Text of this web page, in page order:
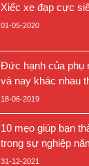
Xiếc xe đạp cực
01-05-2020
Đức hạnh của phụ
và nay khác nhau
18-06-2019
10 mẹo giúp bạn
trong sự nghiệp
31-12-2021